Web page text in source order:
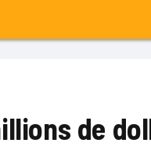
de